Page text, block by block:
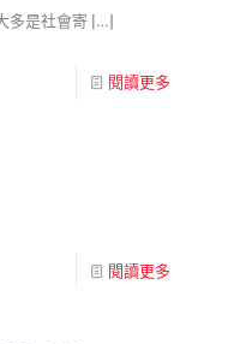
多是社會寄 […]
閱讀更多
閱讀更多